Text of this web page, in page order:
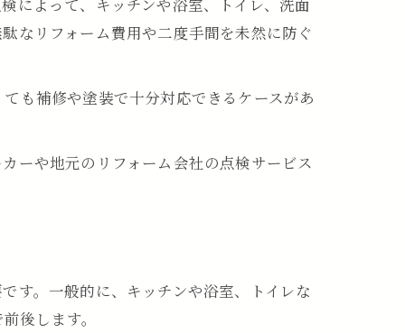
によって、キッチンや浴室、トイレ、洗面
なリフォーム費用や二度手間を未然に防ぐ
も補修や塗装で十分対応できるケースがあ
ーや地元のリフォーム会社の点検サービス
す。一般的に、キッチンや浴室、トイレな
後します。